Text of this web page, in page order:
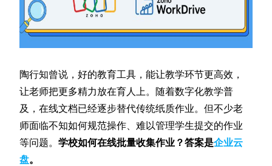
陶行知曾说，好的教育工具，能让教学环节更高效，
让老师把更多精力放在育人上。随着数字化教学普
及，在线文档已经逐步替代传统纸质作业。但不少老
师面临不知如何规范操作、难以管理学生提交的作业
等问题。学校如何在线批量收集作业？答案是企业云
盘。